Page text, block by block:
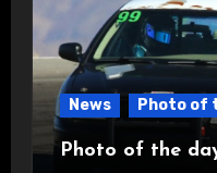
News Photo of
Photo of the